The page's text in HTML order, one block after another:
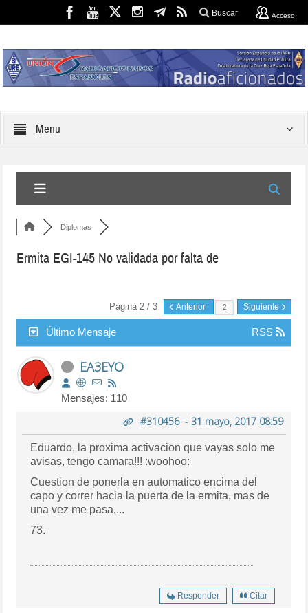
Buscar Acceso
Menu
Diplomas
Ermita EGI-145 No validada por falta de
Página 2 / 3 Anterior Siguiente
Último Mensaje RSS
EA3EYO
Mensajes: 110
#310456- 31 mayo, 2017 08:59
Eduardo, la proxima activacion que vayas solo me
avisas, tengo camara!!! :woohoo:
Cuestion de ponerla en automatico encima del
capo y correr hacia la puerta de la ermita, mas de
una vez me pasa....
73.
Responder Citar